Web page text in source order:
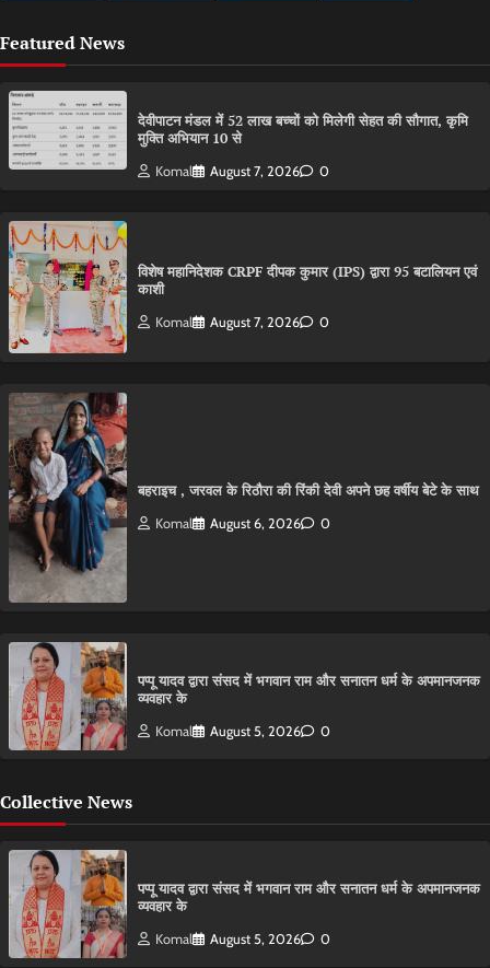
Featured News
देवीपाटन मंडल में 52 लाख बच्चों को मिलेगी सेहत की सौगात, कृमि
मुक्ति अभियान 10 से
Komal August 7, 2026 0
विशेष महानिदेशक CRPF दीपक कुमार (IPS) द्वारा 95 बटालियन एवं
काशी
Komal August 7, 2026 0
बहराइच , जरवल के रिठौरा की रिंकी देवी अपने छह वर्षीय बेटे के साथ
Komal August 6, 2026 0
पप्पू यादव द्वारा संसद में भगवान राम और सनातन धर्म के अपमानजनक
व्यवहार के
Komal August 5, 2026 0
Collective News
पप्पू यादव द्वारा संसद में भगवान राम और सनातन धर्म के अपमानजनक
व्यवहार के
Komal August 5, 2026 0